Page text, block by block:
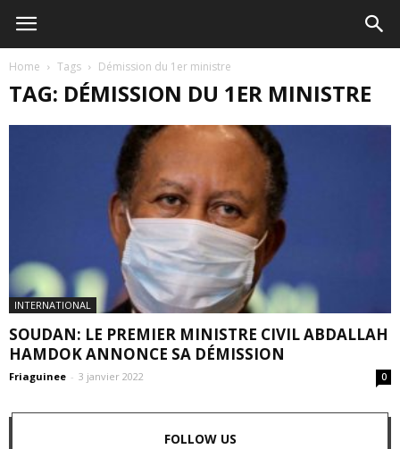
Home Tags Démission du 1er ministre
TAG: DÉMISSION DU 1ER MINISTRE
INTERNATIONAL
SOUDAN: LE PREMIER MINISTRE CIVIL ABDALLAH
HAMDOK ANNONCE SA DÉMISSION
Friaguinee - 3 janvier 2022 0
FOLLOW US